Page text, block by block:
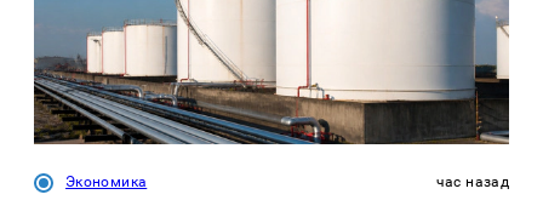
Экономика час назад